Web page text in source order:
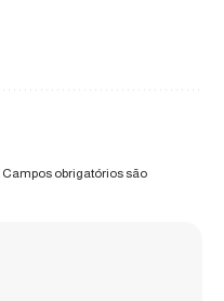
Campos obrigatórios são